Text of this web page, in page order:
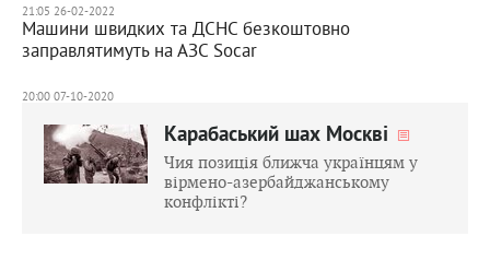
21:05 26-02-2022
Машини швидких та ДСНС безкоштовно
заправлятимуть на АЗС Socar
20:00 07-10-2020
Карабаський шах Москві
Чия позиція ближча українцям у
вірмено-азербайджанському
конфлікті?